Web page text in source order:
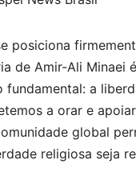
posiciona
de Amir-Ali Minaei
fundamental: a
a orar e
global
religiosa seja